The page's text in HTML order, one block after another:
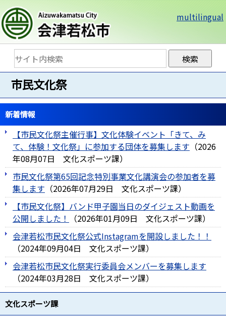
multilingual
市民文化祭
新着情報
【市民文化祭主催行事】文化体験イベント「きて、み
て、体験！文化祭」に参加する団体を募集します （2026
年08月07日
文化スポーツ課）
市民文化祭第65回記念特別事業文化講演会の参加者を募
集します （2026年07月29日 文化スポーツ課）
【市民文化祭】バンド甲子園当日のダイジェスト動画を
公開しました！
（2026年01月09日 文化スポーツ課）
会津若松市民文化祭公式Instagramを開設しました！！
（2024年09月04日 文化スポーツ課）
会津若松市民文化祭実行委員会メンバーを募集します
（2024年03月28日 文化スポーツ課）
文化スポーツ課